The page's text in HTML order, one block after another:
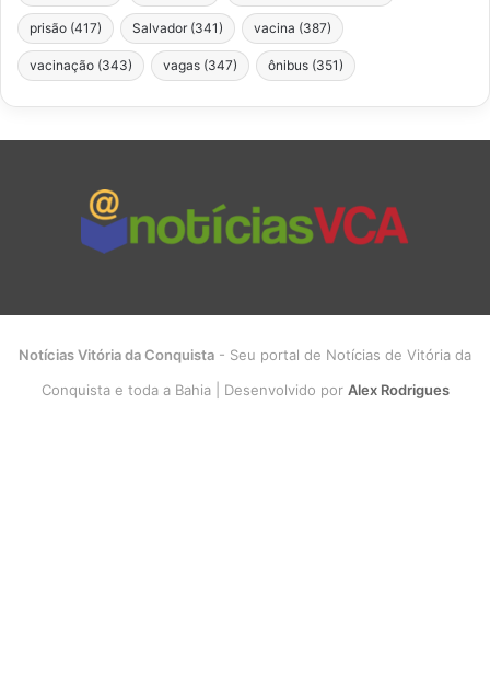
prisão (417) Salvador (341) vacina (387)
vacinação (343) vagas (347) ônibus (351)
Notícias Vitória da Conquista - Seu portal de Notícias de Vitória da
Conquista e toda a Bahia | Desenvolvido por Alex Rodrigues